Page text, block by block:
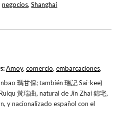
negocios,Shanghai
瑪甘保; también 瑞記 Sai-kee)
黃瑞曲, natural de Jin Zhai 錦宅,
y nacionalizado español con el
Amoy, comercio, embarcaciones,